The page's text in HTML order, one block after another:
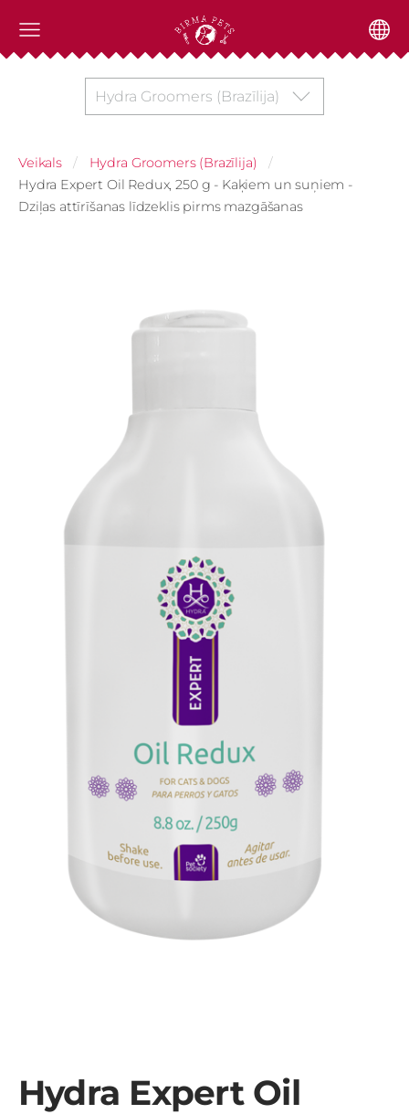
Hydra Groomers (Brazīlija)
Veikals
Hydra Groomers (Brazīlija)
Hydra Expert Oil Redux, 250 g - Kaķiem un suņiem -
Dziļas attīrīšanas līdzeklis pirms mazgāšanas
Hydra Expert Oil